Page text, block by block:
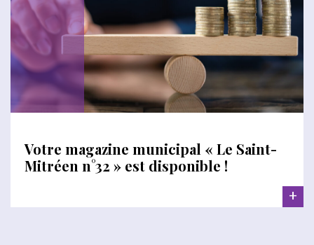
Votre magazine municipal « Le Saint-
Mitréen n°32 » est disponible !
+